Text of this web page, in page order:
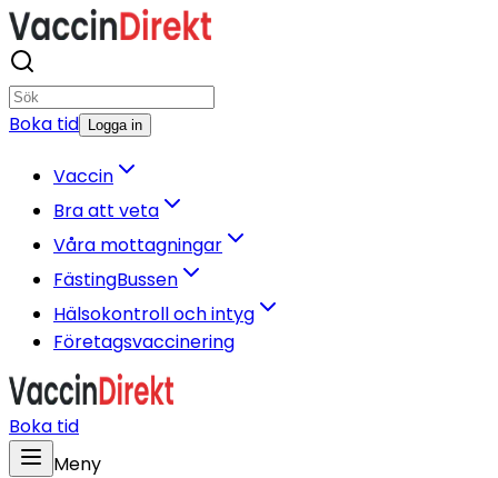
Boka tid Logga in
Vaccin
Bra att veta
Våra mottagningar
FästingBussen
Hälsokontroll och intyg
Företagsvaccinering
Boka tid
Meny